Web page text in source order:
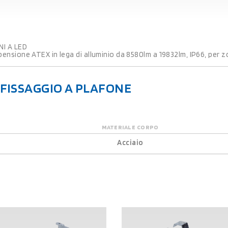
A LED
ATEX in lega di alluminio da 8580lm a 19832lm, IP66, per
A PLAFONE
MATERIALE CORPO
Acciaio